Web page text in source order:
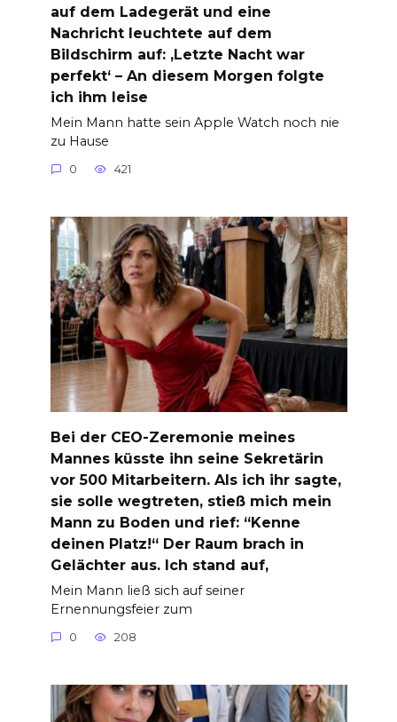
auf dem Ladegerät und eine
Nachricht leuchtete auf dem
Bildschirm auf: ‚Letzte Nacht war
perfekt‘ – An diesem Morgen folgte
ich ihm leise
Mein Mann hatte sein Apple Watch noch nie
zu Hause
0 421
Bei der CEO-Zeremonie meines
Mannes küsste ihn seine Sekretärin
vor 500 Mitarbeitern. Als ich ihr sagte,
sie solle wegtreten, stieß mich mein
Mann zu Boden und rief: “Kenne
deinen Platz!“ Der Raum brach in
Gelächter aus. Ich stand auf,
Mein Mann ließ sich auf seiner
Ernennungsfeier zum
0 208